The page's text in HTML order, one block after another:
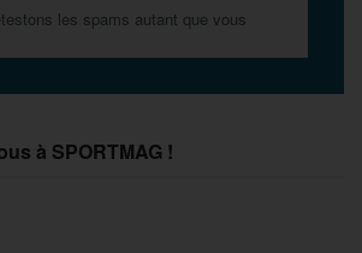
les spams autant que vous
à SPORTMAG !